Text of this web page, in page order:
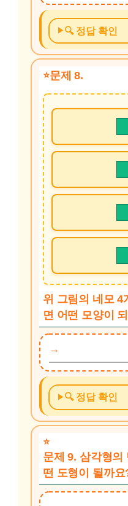
🔍 정답 확인
문제 8.
위 그림의 네모 4
면 어떤 모양이
🔍 정답 확인
문제 9. 삼각형의
떤 도형이 될까요